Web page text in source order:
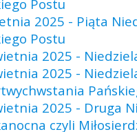
Postu
2025 - Piąta
Postu
2025 -
2025 -
2025 - Druga
czyli